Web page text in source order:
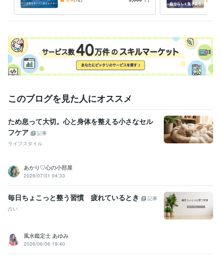
トへ
ら変
このブログを見た人にオススメ
ため息って大切。心と身体を整える小さなセル
フケア
記事
ライフスタイル
あかり♡心の小部屋
2026/07/31 04:33
毎日ちょこっと整う習慣 疲れているとき
記事
占い
風水鑑定士 あゆみ
2026/06/06 19:40